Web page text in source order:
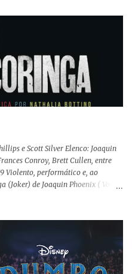
a obra de John Krasinski
aguçadas eram seres da
uma caverna recém descoberta,
acompanha uma família que tem
pessoas. Adivinhem? Sabem
ser surda. Para aqueles que
a produção pode até funcionar
de fuga, pânico col...
e Scott Silver Elenco: Joaquin
Conroy, Brett Cullen, entre
Violento, performático e, ao
de Joaquin Phoenix ( Você
não é um filme de herói. E muito
(Se Beber, Não Case!) segue uma
da sociedade na vida de um ser
desconforto do inicio ao fim da
deixar o cinema. Trata-se de